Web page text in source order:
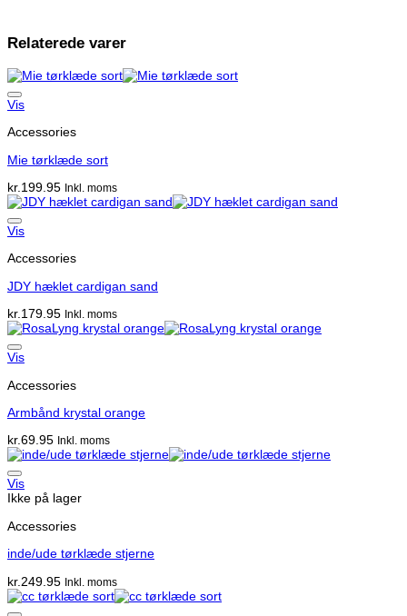
Relaterede varer
Vis
Accessories
Mie tørklæde sort
kr. 199.95 Inkl. moms
Vis
Accessories
JDY hæklet cardigan sand
kr.179.95 Inkl. moms
Vis
Accessories
Armbånd krystal orange
kr.69.95 Inkl. moms
Vis
Ikke på lager
Accessories
inde/ude tørklæde stjerne
kr. 249.95 Inkl. moms